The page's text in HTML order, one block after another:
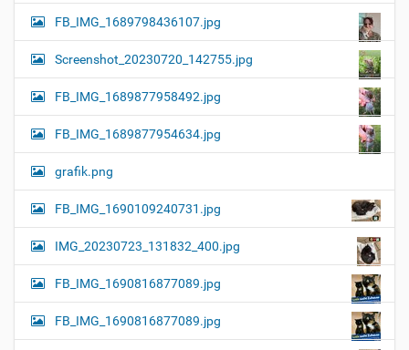
FB_IMG_1689798436107.jpg
Screenshot_20230720_142755.jpg
FB_IMG_1689877958492.jpg
FB_IMG_1689877954634.jpg
grafik.png
FB_IMG_1690109240731.jpg
IMG_20230723_131832_400.jpg
FB_IMG_1690816877089.jpg
FB_IMG_1690816877089.jpg